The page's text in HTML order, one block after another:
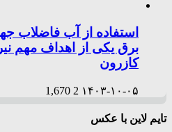
استفاده از آب فاضلاب
برق یکی از اهداف مهم
کازرون
۱۴۰۳-۱۰-۰۵ 2
1,670
تایم لاین با عکس